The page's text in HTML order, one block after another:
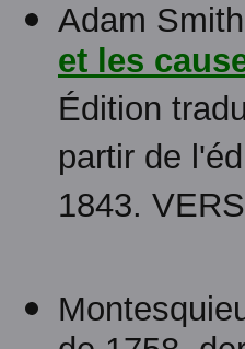
Adam
et les
Édition
partir de
1843.